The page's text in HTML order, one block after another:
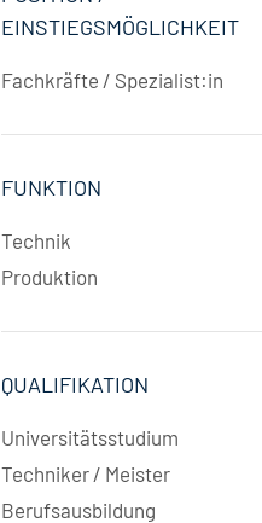
EINSTIEGSMÖGLICHKEIT
Fachkräfte / Spezialist:in
FUNKTION
Technik
Produktion
QUALIFIKATION
Universitätsstudium
Techniker / Meister
Berufsausbildung